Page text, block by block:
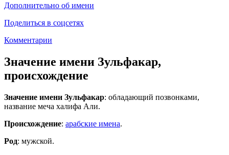
Дополнительно об имени
Поделиться в соцсетях
Комментарии
Значение имени Зульфакар,
происхождение
Значение имени Зульфакар: обладающий позвонками,
название меча халифа Али.
Происхождение: арабские имена.
Род: мужской.